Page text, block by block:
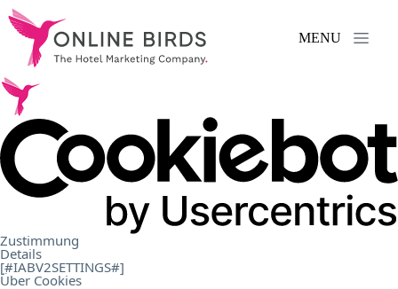
Zustimmung
Details
[#IABV2SETTINGS#]
Über Cookies
Services
References
Us.
MENU